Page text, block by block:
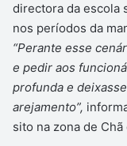
directora da escola
nos períodos da
“Perante esse
e pedir aos
profunda e
arejamento”,
sito na zona de